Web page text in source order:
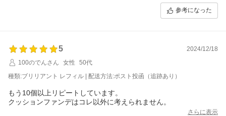
参考になった
5
2024/12/18
100のでんさん
女性
50代
種類:ブリリアント レフィル | 配送方法:ポスト投函（追跡あり）
もう10個以上リピートしています。
クッションファンデはコレ以外に考えられません。
さらに表示